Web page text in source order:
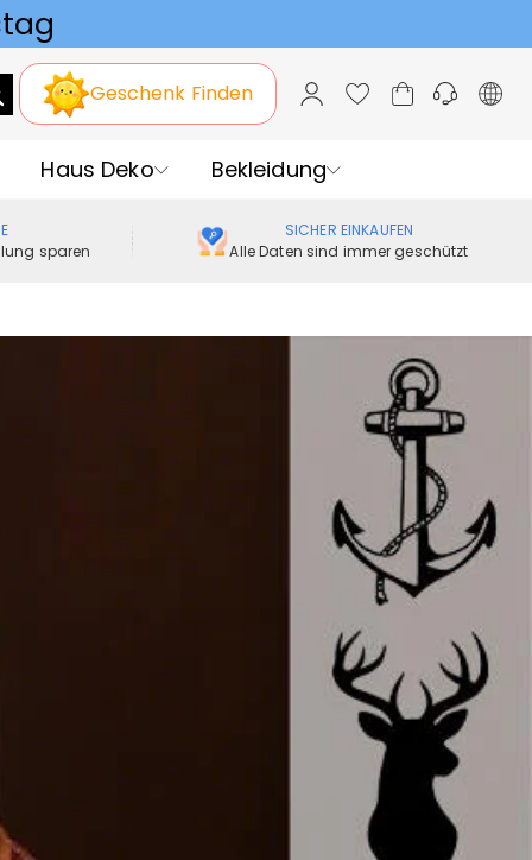
Geschenk Finden
Haus Deko Bekleidung
sparen
SICHER EINKAUFEN
Alle Daten sind immer geschützt